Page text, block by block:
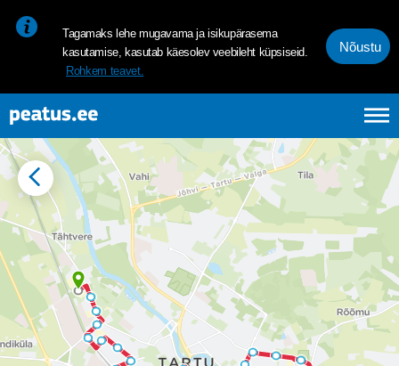
Tagamaks lehe mugavama ja isikupärasema
kasutamise, kasutab käesolev veebileht küpsiseid.
Rohkem teavet.
Nõustu